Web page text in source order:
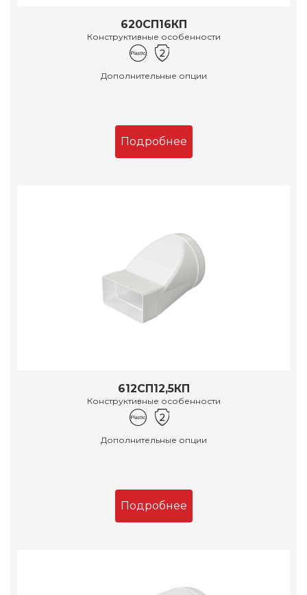
620СП16КП
Конструктивные особенности
Дополнительные опции
Подробнее
612СП12,5КП
Конструктивные особенности
Дополнительные опции
Подробнее